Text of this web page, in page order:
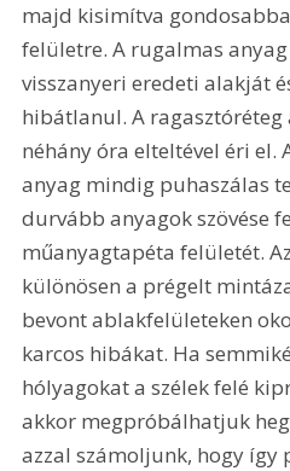
majd kisimítva
felületre. A rugalmas
visszanyeri eredeti alakját
hibátlanul. A
néhány óra elteltével éri el.
anyag mindig puhaszálas
durvább anyagok szövése
műanyagtapéta felületét.
különösen a prégelt
bevont ablakfelületeken
karcos hibákat. Ha
hólyagokat a szélek felé
akkor megpróbálhatjuk
azzal számoljunk, hogy így